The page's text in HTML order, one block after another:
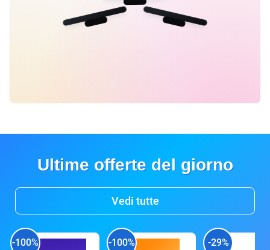
Ultime offerte del giorno
Vedi tutte
-100% -100% -29%